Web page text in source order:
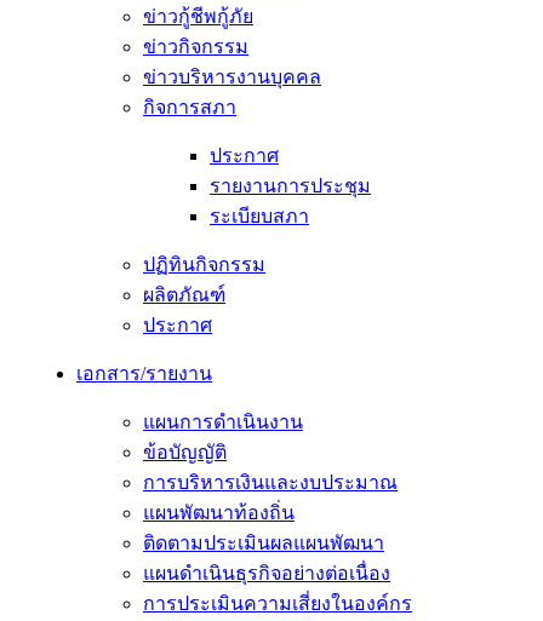
ข่าวกู้ชีพกู้ภัย
ข่าวกิจกรรม
ข่าวบริหารงานบุคคล
กิจการสภา
ประกาศ
รายงานการประชุม
ระเบียบสภา
ปฏิทินกิจกรรม
ผลิตภัณฑ์
ประกาศ
เอกสาร/รายงาน
แผนการดำเนินงาน
ข้อบัญญัติ
การบริหารเงินและงบประมาณ
แผนพัฒนาท้องถิ่น
ติดตามประเมินผลแผนพัฒนา
แผนดำเนินธุรกิจอย่างต่อเนื่อง
การประเมินความเสี่ยงในองค์กร